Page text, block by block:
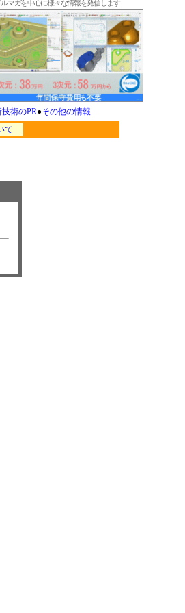
マガを中心に様々な情報を発信します
技術のPR●その他の情報
て